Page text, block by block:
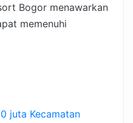
Bogor menawarkan
memenuhi
juta Kecamatan